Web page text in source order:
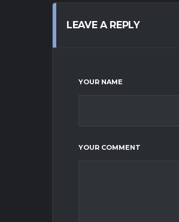
LEAVE A REPLY
YOUR NAME
YOUR COMMENT